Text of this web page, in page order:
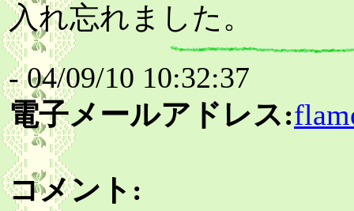
入れ忘れました。
- 04/09/10 10:32:37
電子メールアドレス:
コメント: